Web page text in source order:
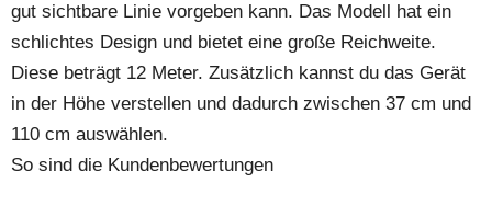
gut sichtbare Linie vorgeben kann. Das Modell hat ein
schlichtes Design und bietet eine große Reichweite.
Diese beträgt 12 Meter. Zusätzlich kannst du das Gerät
in der Höhe verstellen und dadurch zwischen 37 cm und
110 cm auswählen.
So sind die Kundenbewertungen